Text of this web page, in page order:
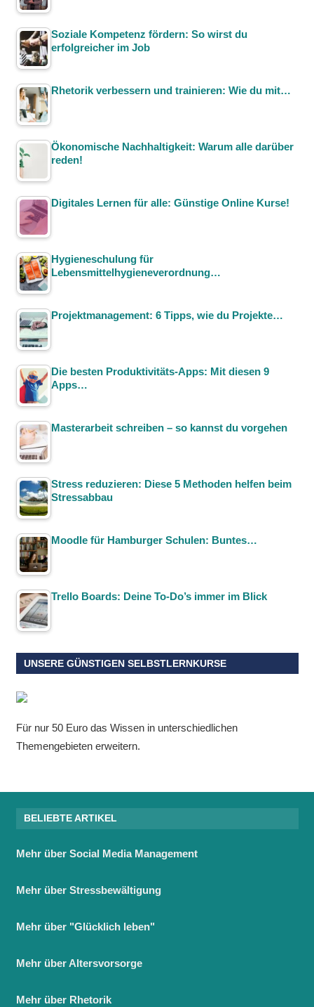
Soziale Kompetenz fördern: So wirst du
erfolgreicher im Job
Rhetorik verbessern und trainieren: Wie du mit…
Ökonomische Nachhaltigkeit: Warum alle darüber
reden!
Digitales Lernen für alle: Günstige Online Kurse!
Hygieneschulung für
Lebensmittelhygieneverordnung…
Projektmanagement: 6 Tipps, wie du Projekte…
Die besten Produktivitäts-Apps: Mit diesen 9
Apps…
Masterarbeit schreiben – so kannst du vorgehen
Stress reduzieren: Diese 5 Methoden helfen beim
Stressabbau
Moodle für Hamburger Schulen: Buntes…
Trello Boards: Deine To-Do’s immer im Blick
UNSERE GÜNSTIGEN SELBSTLERNKURSE
Für nur 50 Euro das Wissen in unterschiedlichen
Themengebieten erweitern.
BELIEBTE ARTIKEL
Mehr über Social Media Management
Mehr über Stressbewältigung
Mehr über "Glücklich leben"
Mehr über Altersvorsorge
Mehr über Rhetorik